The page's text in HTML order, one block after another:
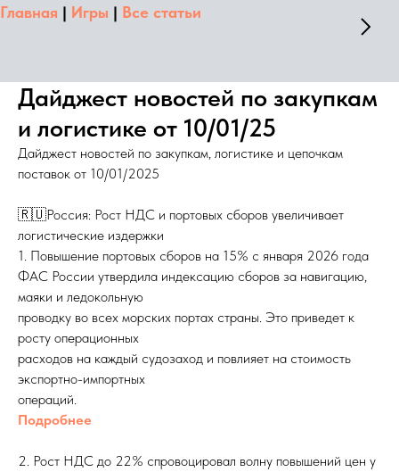
Главная | Игры | Все статьи
Дайджест новостей по закупкам
и логистике от 10/01/25
Дайджест новостей по закупкам, логистике и цепочкам
поставок от 10/01/2025
🇷🇺Россия: Рост НДС и портовых сборов увеличивает
логистические издержки
1. Повышение портовых сборов на 15% с января 2026 года
ФАС России утвердила индексацию сборов за навигацию,
маяки и ледокольную
проводку во всех морских портах страны. Это приведет к
росту операционных
расходов на каждый судозаход и повлияет на стоимость
экспортно-импортных
операций.
Подробнее
2. Рост НДС до 22% спровоцировал волну повышений цен у